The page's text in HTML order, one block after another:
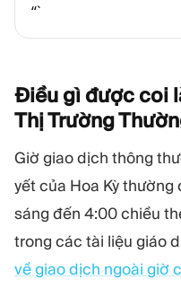
“`
Điều gì được coi
Thị Trường
Giờ giao dịch thông
yết của Hoa Kỳ
sáng đến 4:00 chiều
trong các tài liệu giáo
về giao dịch ngoài giờ